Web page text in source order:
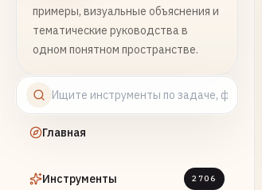
примеры, визуальные объяснения и
тематические руководства в
одном понятном пространстве.
Главная
Инструменты 2706